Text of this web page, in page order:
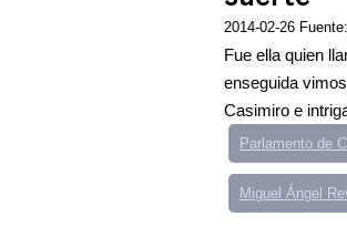
2014-02-26
Fue ella quien
enseguida
Casimiro e
Parlamento de
Miguel Ángel